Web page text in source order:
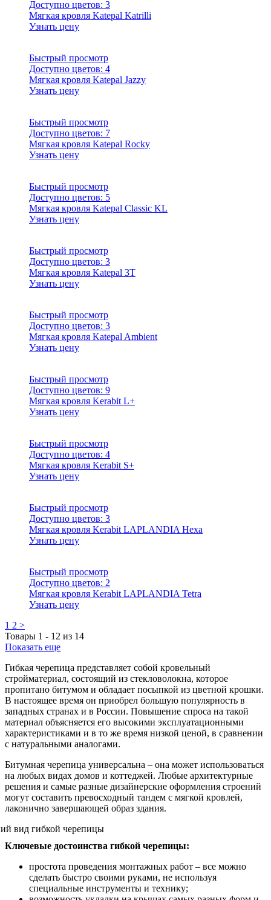
Доступно цветов: 3
Мягкая кровля Katepal Katrilli
Узнать цену
Быстрый просмотр
Доступно цветов: 4
Мягкая кровля Katepal Jazzy
Узнать цену
Быстрый просмотр
Доступно цветов: 7
Мягкая кровля Katepal Rocky
Узнать цену
Быстрый просмотр
Доступно цветов: 5
Мягкая кровля Katepal Classic KL
Узнать цену
Быстрый просмотр
Доступно цветов: 3
Мягкая кровля Katepal 3T
Узнать цену
Быстрый просмотр
Доступно цветов: 3
Мягкая кровля Katepal Ambient
Узнать цену
Быстрый просмотр
Доступно цветов: 9
Мягкая кровля Kerabit L+
Узнать цену
Быстрый просмотр
Доступно цветов: 4
Мягкая кровля Kerabit S+
Узнать цену
Быстрый просмотр
Доступно цветов: 3
Мягкая кровля Kerabit LAPLANDIA Hexa
Узнать цену
Быстрый просмотр
Доступно цветов: 2
Мягкая кровля Kerabit LAPLANDIA Tetra
Узнать цену
1 2 >
Товары 1 - 12 из 14
Показать еще
Гибкая черепица представляет собой кровельный
стройматериал, состоящий из стекловолокна, которое
пропитано битумом и обладает посыпкой из цветной крошки.
В настоящее время он приобрел большую популярность в
западных странах и в России. Повышение спроса на такой
материал объясняется его высокими эксплуатационными
характеристиками и в то же время низкой ценой, в сравнении
с натуральными аналогами.
Битумная черепица универсальна – она может использоваться
на любых видах домов и коттеджей. Любые архитектурные
решения и самые разные дизайнерские оформления строений
могут составить превосходный тандем с мягкой кровлей,
лаконично завершающей образ здания.
Ключевые достоинства гибкой черепицы:
простота проведения монтажных работ – все можно
сделать быстро своими руками, не используя
специальные инструменты и технику;